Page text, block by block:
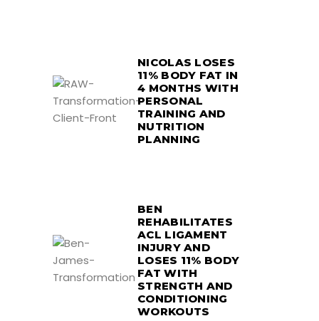
NICOLAS LOSES
11% BODY FAT IN
4 MONTHS WITH
PERSONAL
TRAINING AND
NUTRITION
PLANNING
BEN
REHABILITATES
ACL LIGAMENT
INJURY AND
LOSES 11% BODY
FAT WITH
STRENGTH AND
CONDITIONING
WORKOUTS